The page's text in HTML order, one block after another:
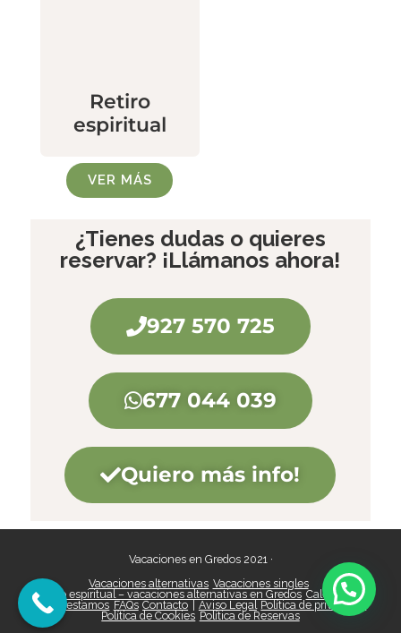
Retiro
espiritual
VER MÁS
¿Tienes dudas o quieres
reservar? ¡Llámanos ahora!
927 570 725
677 044 039
Quiero más info!
Vacaciones en Gredos 2021 ·
Vacaciones alternativas Vacaciones singles
Retiro espiritual – vacaciones alternativas en Gredos Calendario
Dónde estamos FAQs Contacto | Aviso Legal Política de privacidad
Política de Cookies Política de Reservas